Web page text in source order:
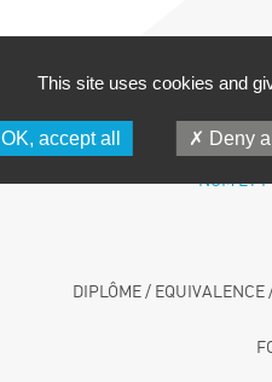
NOM ET
DIPLÔME / EQUIVALENCE
This site uses cookies and
OK, accept all Deny